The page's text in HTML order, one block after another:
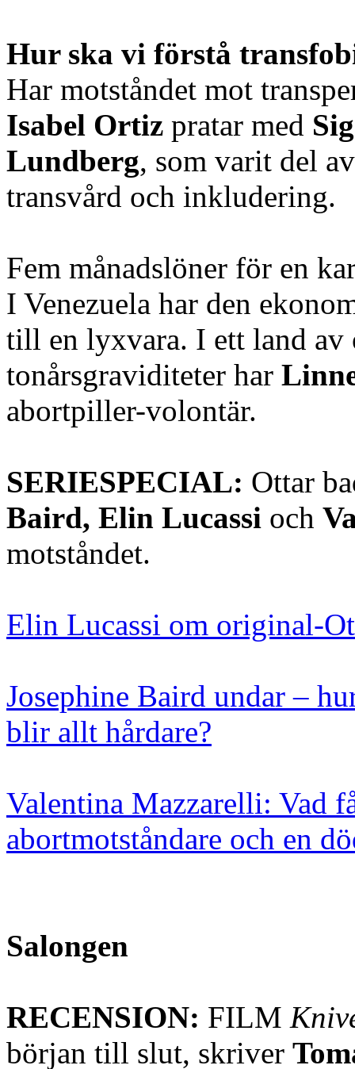
Hur ska vi förstå
Har motståndet mot
Isabel Ortiz pratar med
Lundberg, som varit del
transvård och inkludering.
Fem månadslöner för en
I Venezuela har den
till en lyxvara. I ett land av
tonårsgraviditeter har
abortpiller-volontär.
SERIESPECIAL: Ottar
Baird, Elin Lucassi och
motståndet.
Elin Lucassi om original-
Josephine Baird undar –
blir allt hårdare?
Valentina Mazzarelli: Vad
abortmotståndare och en
Salongen
RECENSION: FILM
början till slut, skriver